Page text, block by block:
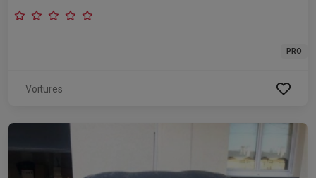
PRO
Voitures